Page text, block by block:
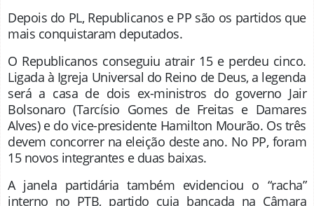
Depois do PL, Republicanos e PP são os partidos que
mais conquistaram deputados.
O Republicanos conseguiu atrair 15 e perdeu cinco.
Ligada à Igreja Universal do Reino de Deus, a legenda
será a casa de dois ex-ministros do governo Jair
Bolsonaro (Tarcísio Gomes de Freitas e Damares
Alves) e do vice-presidente Hamilton Mourão. Os três
devem concorrer na eleição deste ano. No PP, foram
15 novos integrantes e duas baixas.
A janela partidária também evidenciou o “racha”
interno no PTB, partido cuja bancada na Câmara